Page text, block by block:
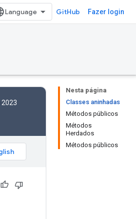
GitHub Fazer login
Nesta página
Classes aninhadas
Métodos públicos
Métodos
Herdados
Métodos públicos